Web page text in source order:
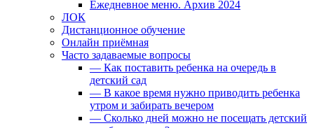
Ежедневное меню. Архив 2024
ЛОК
Дистанционное обучение
Онлайн приёмная
Часто задаваемые вопросы
— Как поставить ребенка на очередь в
детский сад
— В какое время нужно приводить ребенка
утром и забирать вечером
— Сколько дней можно не посещать детский